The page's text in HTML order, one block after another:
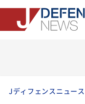
Jディフェンスニュース